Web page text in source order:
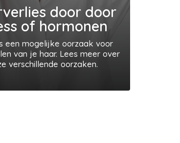
door door
of hormonen
een mogelijke oorzaak voor
van je haar. Lees meer over
verschillende oorzaken.